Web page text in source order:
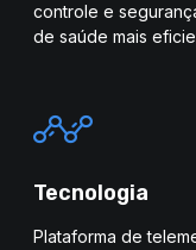
controle e
de saúde mais
Tecnologia
Plataforma de